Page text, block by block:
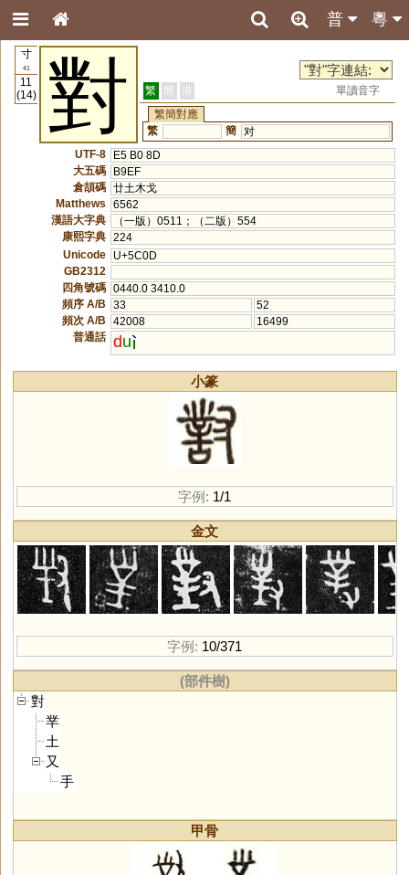
粵
普
寸
41
11
(14)
對 繁 簡 港
單讀音字
繁簡對應
繁
簡
对
UTF-8
E5 B0 8D
大五碼
B9EF
倉頡碼 廿土木戈
Matthews
6562
漢語大字典
（一版）0511；（二版）554
康熙字典 224
Unicode
U+5C0D
GB2312
四角號碼 0440.0 3410.0
頻序 A/B
33
52
頻次 A/B
42008
16499
普通話 du
小篆
字例: 1/1
金文
字例: 10/371
(部件樹)
對
丵
土
又
手
甲骨